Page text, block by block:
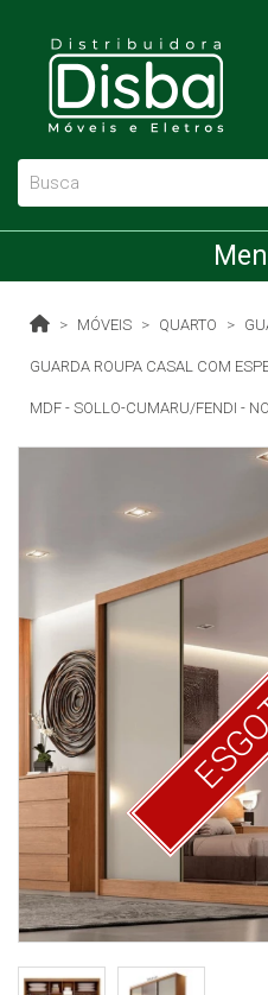
MÓVEIS QUARTO
GUARDA ROUPA CASAL COM
MDF - SOLLO-CUMARU/FENDI -